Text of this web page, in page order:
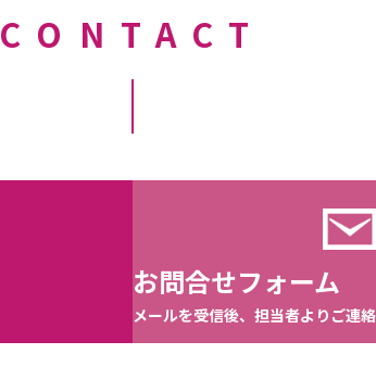
CONTACT
お問合せフォーム
メールを受信後、担当者よりご連